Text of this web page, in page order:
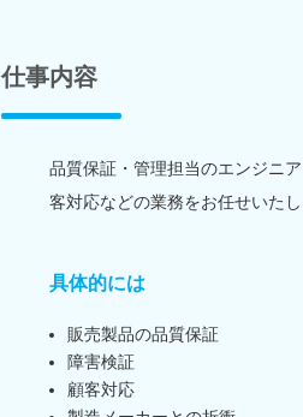
仕事内容
品質保証・管理担当のエンジニ
客対応などの業務をお任せいた
具体的には
販売製品の品質保証
障害検証
顧客対応